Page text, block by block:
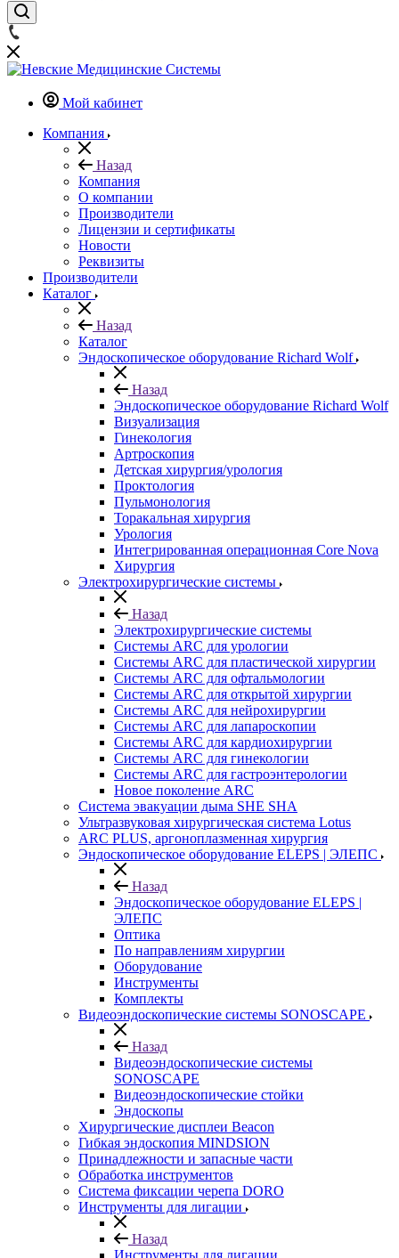
Мой кабинет
Компания
Назад
Компания
О компании
Производители
Лицензии и сертификаты
Новости
Реквизиты
Производители
Каталог
Назад
Каталог
Эндоскопическое оборудование Richard Wolf
Назад
Эндоскопическое оборудование Richard Wolf
Визуализация
Гинекология
Артроскопия
Детская хирургия/урология
Проктология
Пульмонология
Торакальная хирургия
Урология
Интегрированная операционная Core Nova
Хирургия
Электрохирургические системы
Назад
Электрохирургические системы
Системы ARC для урологии
Системы ARC для пластической хирургии
Системы ARC для офтальмологии
Системы ARC для открытой хирургии
Системы ARC для нейрохирургии
Системы ARC для лапароскопии
Системы ARC для кардиохирургии
Системы ARC для гинекологии
Системы ARC для гастроэнтерологии
Новое поколение ARC
Система эвакуации дыма SHE SHA
Ультразвуковая хирургическая система Lotus
ARC PLUS, аргоноплазменная хирургия
Эндоскопическое оборудование ELEPS | ЭЛЕПС
Назад
Эндоскопическое оборудование ELEPS |
ЭЛЕПС
Оптика
По направлениям хирургии
Оборудование
Инструменты
Комплекты
Видеоэндоскопические системы SONOSCAPE
Назад
Видеоэндоскопические системы
SONOSCAPE
Видеоэндоскопические стойки
Эндоскопы
Хирургические дисплеи Beacon
Гибкая эндоскопия MINDSION
Принадлежности и запасные части
Обработка инструментов
Система фиксации черепа DORO
Инструменты для лигации
Назад
Инструменты для лигации